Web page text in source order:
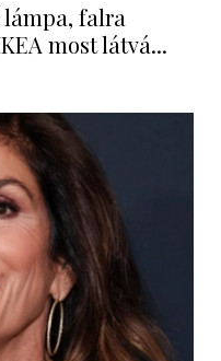
falra
most látvá...